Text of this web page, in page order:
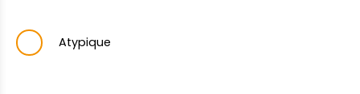
Atypique